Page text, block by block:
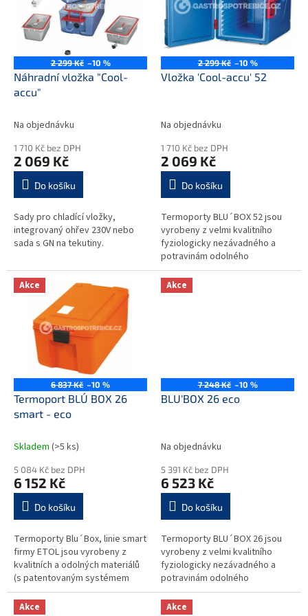
2 299 Kč –10 %
Náhradní vložka "Cool-
accu"
Na objednávku
1 710 Kč bez DPH
2 069 Kč
Do košíku
Sady pro chladící vložky,
integrovaný ohřev 230V nebo
sada s GN na tekutiny.
2 299 Kč –10 %
Vložka 'Cool-accu' 52
Na objednávku
1 710 Kč bez DPH
2 069 Kč
Do košíku
Termoporty BLU´BOX 52 jsou
vyrobeny z velmi kvalitního
fyziologicky nezávadného a
potravinám odolného
polyprophylenu. Kvalitní
materiály použité při výrobě
PP(polypropylen),PUR...
Akce
6 837 Kč –10 %
Termoport BLU´ BOX 26
smart - eco
Skladem (>5 ks)
5 084 Kč bez DPH
6 152 Kč
Do košíku
Termoporty Blu´Box, linie smart
firmy ETOL jsou vyrobeny z
kvalitních a odolných materiálů
(s patentovaným systémem
úchytů a madel), které zaručují
dlouhou životnost a vysoký...
Akce
7 248 Kč –10 %
BLU'BOX 26 eco
Na objednávku
5 391 Kč bez DPH
6 523 Kč
Do košíku
Termoporty BLU´BOX 26 jsou
vyrobeny z velmi kvalitního
fyziologicky nezávadného a
potravinám odolného
polyprophylenu. Kvalitní
materiály použité při výrobě
Akce Akce